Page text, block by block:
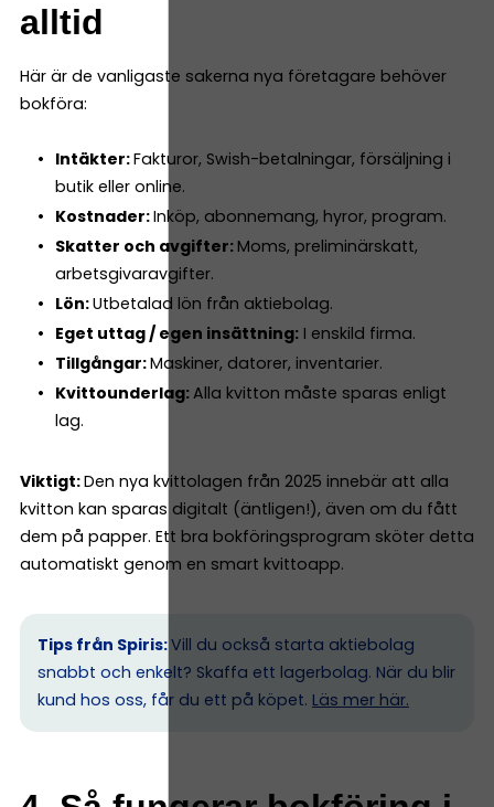
alltid
Här är de vanligaste sakerna nya företagare behöver
bokföra:
Intäkter:Fakturor, Swish-betalningar, försäljning i
butik eller online.
Kostnader:Inköp, abonnemang, hyror, program.
Skatter och avgifter: Moms, preliminärskatt,
arbetsgivaravgifter.
Lön:Utbetalad lön från aktiebolag.
Eget uttag / egen insättning:I enskild firma.
Tillgångar:Maskiner, datorer, inventarier.
Kvittounderlag:Alla kvitton måste sparas enligt
lag.
Viktigt:Den nya kvittolagen från 2025 innebär att alla
kvitton kan sparas digitalt (äntligen!), även om du fått
dem på papper. Ett bra bokföringsprogram sköter detta
automatiskt genom en smart kvittoapp.
Tips från Spiris:Vill du också starta aktiebolag
snabbt och enkelt? Skaffa ett lagerbolag. När du blir
kund hos oss, får du ett på köpet. Läs mer här.